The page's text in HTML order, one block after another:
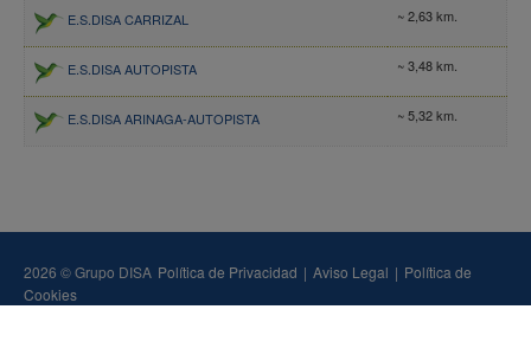
E.S.DISA CARRIZAL ~ 2,63 km.
E.S.DISA AUTOPISTA ~ 3,48 km.
E.S.DISA ARINAGA-AUTOPISTA ~ 5,32 km.
2026 © Grupo DISA Política de Privacidad | Aviso Legal | Política de
Cookies